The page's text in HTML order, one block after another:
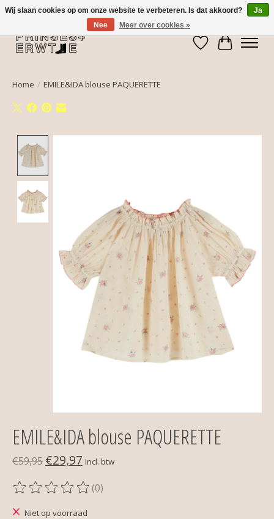
Verlanglijst
Home / EMILE&IDA blouse PAQUERETTE
EMILE&IDA blouse PAQUERETTE
€59,95 €29,97 Incl. btw
De beoordeling van dit product is
(0)
Niet op voorraad
Wij slaan cookies op om onze website te verbeteren. Is dat akkoord?
Ja
Nee
Meer over cookies »